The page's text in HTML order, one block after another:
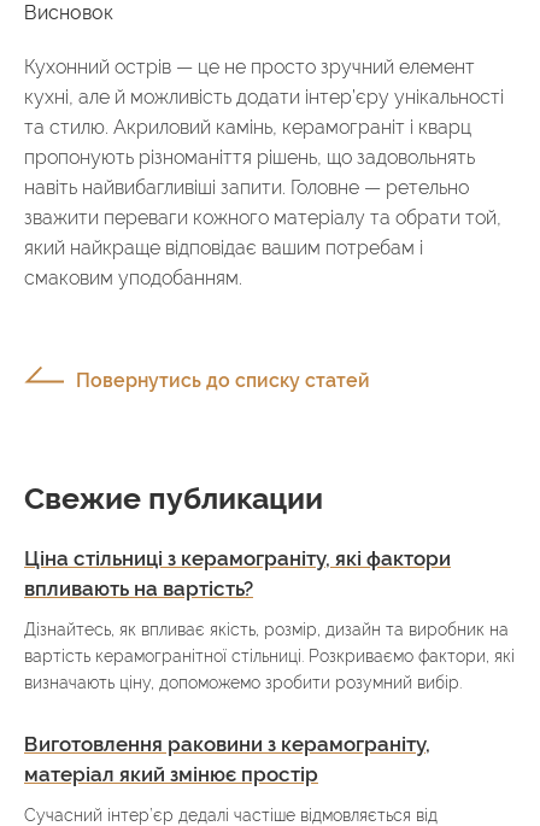
Висновок
Кухонний острів — це не просто зручний елемент
кухні, але й можливість додати інтер’єру унікальності
та стилю. Акриловий камінь, керамограніт і кварц
пропонують різноманіття рішень, що задовольнять
навіть найвибагливіші запити. Головне — ретельно
зважити переваги кожного матеріалу та обрати той,
який найкраще відповідає вашим потребам і
смаковим уподобанням.
Повернутись до списку статей
Свежие публикации
Ціна стільниці з керамограніту, які фактори
впливають на вартість?
Дізнайтесь, як впливає якість, розмір, дизайн та виробник на
вартість керамогранітної стільниці. Розкриваємо фактори, які
визначають ціну, допоможемо зробити розумний вибір.
Виготовлення раковини з керамограніту,
матеріал який змінює простір
Сучасний інтер’єр дедалі частіше відмовляється від